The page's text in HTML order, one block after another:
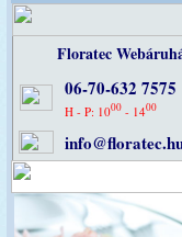
Floratec
06-70-632 7575
H - P: 1000- 1400